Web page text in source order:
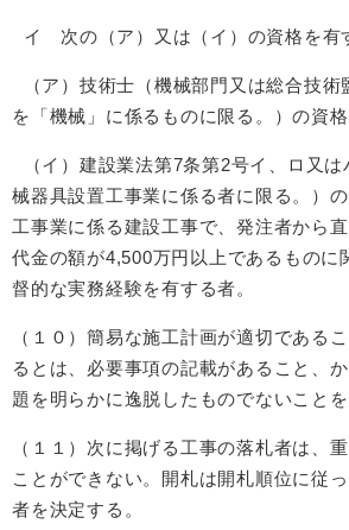
イ 次の（ア）又は（イ）の資格を有
（ア）技術士（機械部門又は総合技術
を「機械」に係るものに限る。）の資格
（イ）建設業法第7条第2号イ、ロ又
械器具設置工事業に係る者に限る。）
工事業に係る建設工事で、発注者から
代金の額が4,500万円以上であるものに
督的な実務経験を有する者。
（１０）簡易な施工計画が適切である
るとは、必要事項の記載があること、
題を明らかに逸脱したものでないことを
（１１）次に掲げる工事の落札者は、
ことができない。開札は開札順位に従
者を決定する。